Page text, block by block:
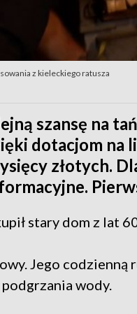
z kieleckiego ratusza
szansę na
dotacjom na
złotych.
stary dom z lat
Jego codzienną
wody.